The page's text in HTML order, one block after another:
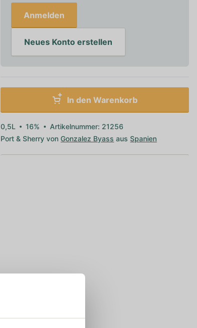
Anmelden
Neues Konto erstellen
In den Warenkorb
0,5L 16%
Artikelnummer: 21256
Port & Sherry vonGonzalez Byass ausSpanien